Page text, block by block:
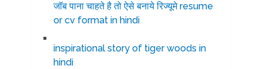
जॉब पाना चाहते है तो ऐसे बनाये रिज्यूमे resume
or cv format in hindi
inspirational story of tiger woods in
hindi